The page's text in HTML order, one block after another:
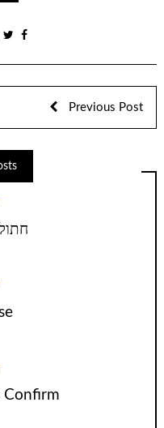
Previous Post
Confirm